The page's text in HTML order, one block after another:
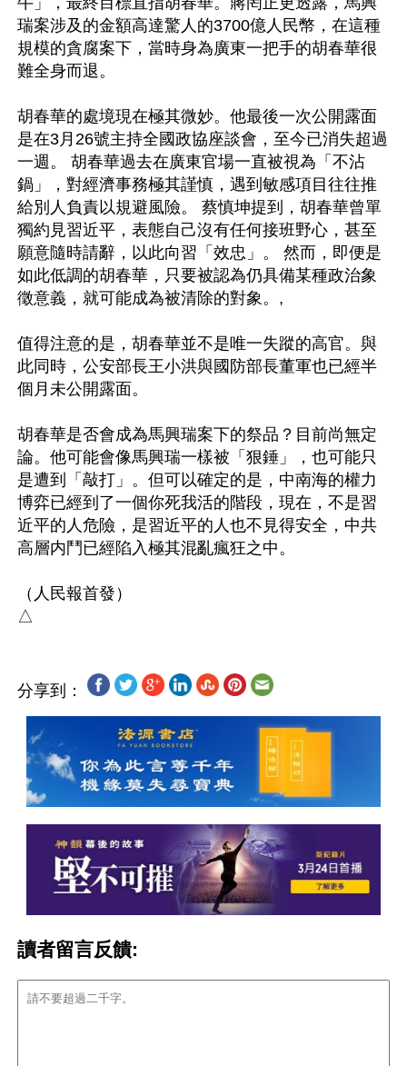
瑞案涉及的金額高達驚人的3700億人民幣，在這種
規模的貪腐案下，當時身為廣東一把手的胡春華很
難全身而退。
胡春華的處境現在極其微妙。他最後一次公開露面
是在3月26號主持全國政協座談會，至今已消失超過
一週。 胡春華過去在廣東官場一直被視為「不沾
鍋」，對經濟事務極其謹慎，遇到敏感項目往往推
給別人負責以規避風險。 蔡慎坤提到，胡春華曾單
獨約見習近平，表態自己沒有任何接班野心，甚至
願意隨時請辭，以此向習「效忠」。 然而，即便是
如此低調的胡春華，只要被認為仍具備某種政治象
徵意義，就可能成為被清除的對象。,
值得注意的是，胡春華並不是唯一失蹤的高官。與
此同時，公安部長王小洪與國防部長董軍也已經半
個月未公開露面。
胡春華是否會成為馬興瑞案下的祭品？目前尚無定
論。他可能會像馬興瑞一樣被「狠錘」，也可能只
是遭到「敲打」。但可以確定的是，中南海的權力
博弈已經到了一個你死我活的階段，現在，不是習
近平的人危險，是習近平的人也不見得安全，中共
高層内鬥已經陷入極其混亂瘋狂之中。
（人民報首發）
分享到：
讀者留言反饋: